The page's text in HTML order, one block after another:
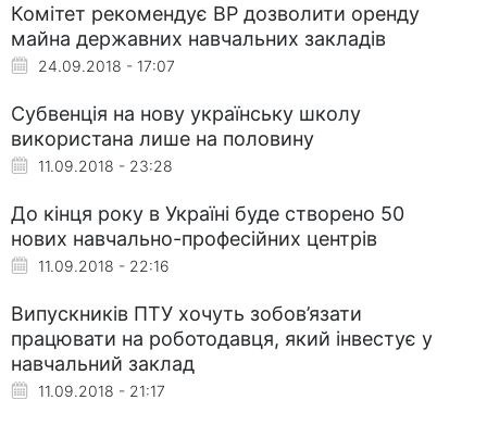
Комітет рекомендує ВР дозволити оренду
майна державних навчальних закладів
24.09.2018 - 17:07
Субвенція на нову українську школу
використана лише на половину
11.09.2018 - 23:28
До кінця року в Україні буде створено 50
нових навчально-професійних центрів
11.09.2018 - 22:16
Випускників ПТУ хочуть зобов’язати
працювати на роботодавця, який інвестує у
навчальний заклад
11.09.2018 - 21:17